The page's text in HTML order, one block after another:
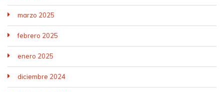
marzo 2025
febrero 2025
enero 2025
diciembre 2024